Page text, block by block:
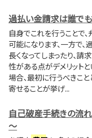
過払い金請求は誰で
自身でこれを行うことで
可能になります、一方で
長くなってしまったり、
性がある点がデメリット
場合、最初に行うべきこ
寄せることが挙げ...
自己破産手続きの流
～